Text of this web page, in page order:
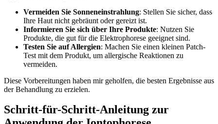
Vermeiden Sie ⁣Sonneneinstrahlung: Stellen Sie sicher, ⁣dass‌
Ihre Haut nicht gebräunt oder gereizt​ ist.
Informieren ⁤Sie ⁣sich ‌über‍ Ihre Produkte: Nutzen ⁢Sie
Produkte, die gut für die ⁤Elektrophorese geeignet sind.
Testen Sie auf Allergien:‍ Machen ⁢Sie einen⁣ kleinen Patch-
Test ​mit dem ​Produkt, um allergische Reaktionen zu
vermeiden.
Diese Vorbereitungen‍ haben mir geholfen, die besten Ergebnisse aus
der ‌Behandlung zu erzielen.
Schritt-für-Schritt-Anleitung zur​